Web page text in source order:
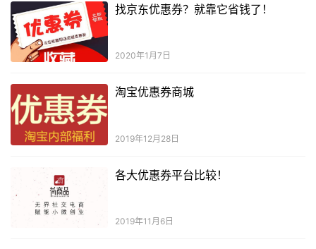
找京东优惠券？就靠它省钱了！
2020年1月7日
淘宝优惠券商城
2019年12月28日
各大优惠券平台比较！
2019年11月6日